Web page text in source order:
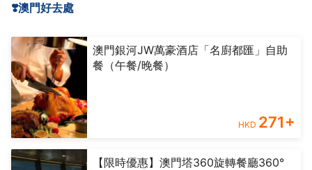
❣️澳門好去處
澳門銀河JW萬豪酒店「名廚都匯」自助
餐（午餐/晚餐）
HKD 271+
【限時優惠】澳門塔360旋轉餐廳360°